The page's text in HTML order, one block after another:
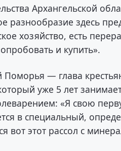
Архангельской
здесь
хозяйство, есть
и купить».
— глава
уже 5 лет
«Я свою
в специальный,
вот этот рассол с